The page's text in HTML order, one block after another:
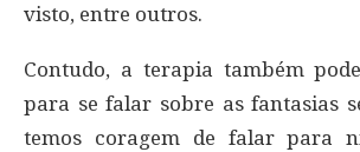
visto, entre outros.
Contudo, a terapia também
para se falar sobre as fantasias
temos coragem de falar para